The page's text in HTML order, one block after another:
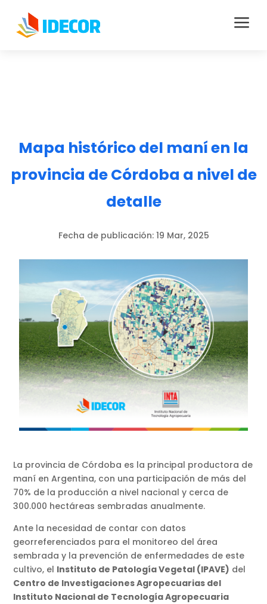
a
Mapa histórico del maní en la
provincia de Córdoba a nivel de
detalle
Fecha de publicación: 19 Mar, 2025
La provincia de Córdoba es la principal productora de
maní en Argentina, con una participación de más del
70% de la producción a nivel nacional y cerca de
300.000 hectáreas sembradas anualmente.
Ante la necesidad de contar con datos
georreferenciados para el monitoreo del área
sembrada y la prevención de enfermedades de este
cultivo, el Instituto de Patología Vegetal (IPAVE) del
Centro de Investigaciones Agropecuarias del
Instituto Nacional de Tecnología Agropecuaria